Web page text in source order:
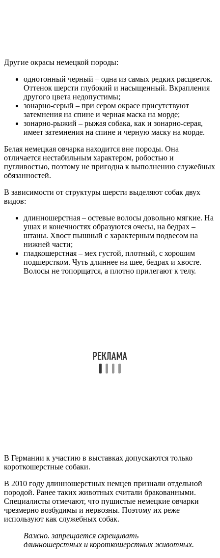
Другие окрасы немецкой породы:
однотонный черный – одна из самых редких расцветок.
Оттенок шерсти глубокий и насыщенный. Вкрапления
другого цвета недопустимы;
зонарно-серый – при сером окрасе присутствуют
затемнения на спине и черная маска на морде;
зонарно-рыжий – рыжая собака, как и зонарно-серая,
имеет затемнения на спине и черную маску на морде.
Белая немецкая овчарка находится вне породы. Она
отличается нестабильным характером, робостью и
пугливостью, поэтому не пригодна к выполнению служебных
обязанностей.
В зависимости от структуры шерсти выделяют собак двух
видов:
длинношерстная – остевые волосы довольно мягкие. На
ушах и конечностях образуются очесы, на бедрах –
штаны. Хвост пышный с характерным подвесом на
нижней части;
гладкошерстная – мех густой, плотный, с хорошим
подшерстком. Чуть длиннее на шее, бедрах и хвосте.
Волосы не топорщатся, а плотно прилегают к телу.
В Германии к участию в выставках допускаются только
короткошерстные собаки.
В 2010 году длинношерстных немцев признали отдельной
породой. Ранее таких животных считали бракованными.
Специалисты отмечают, что пушистые немецкие овчарки
чрезмерно возбудимы и нервозны. Поэтому их реже
используют как служебных собак.
Важно. запрещается скрещивать
длинношерстных и короткошерстных животных.